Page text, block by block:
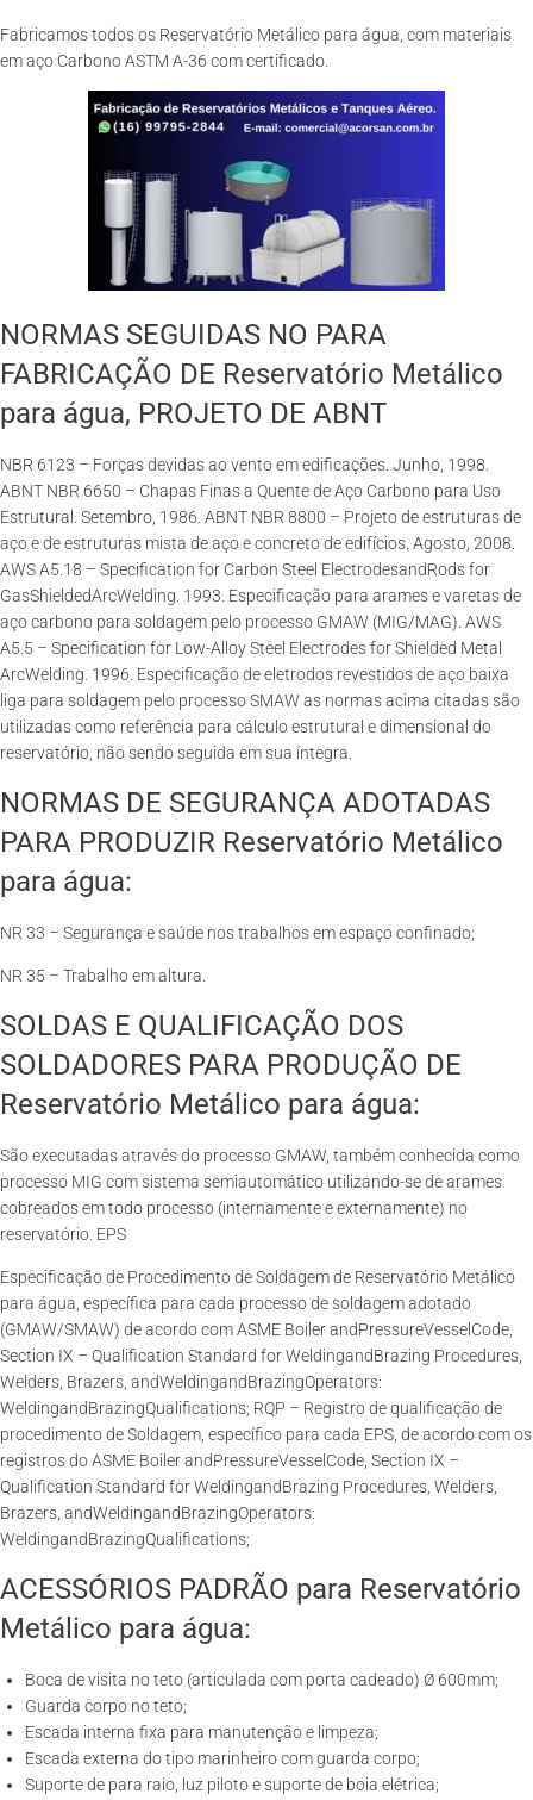
Fabricamos todos os Reservatório Metálico para água, com materiais
em aço Carbono ASTM A-36 com certificado.
NORMAS SEGUIDAS NO PARA
FABRICAÇÃO DE Reservatório Metálico
para água, PROJETO DE ABNT
NBR 6123 – Forças devidas ao vento em edificações. Junho, 1998.
ABNT NBR 6650 – Chapas Finas a Quente de Aço Carbono para Uso
Estrutural. Setembro, 1986. ABNT NBR 8800 – Projeto de estruturas de
aço e de estruturas mista de aço e concreto de edifícios. Agosto, 2008.
AWS A5.18 – Specification for Carbon Steel ElectrodesandRods for
GasShieldedArcWelding. 1993. Especificação para arames e varetas de
aço carbono para soldagem pelo processo GMAW (MIG/MAG). AWS
A5.5 – Specification for Low-Alloy Steel Electrodes for Shielded Metal
ArcWelding. 1996. Especificação de eletrodos revestidos de aço baixa
liga para soldagem pelo processo SMAW as normas acima citadas são
utilizadas como referência para cálculo estrutural e dimensional do
reservatório, não sendo seguida em sua íntegra.
NORMAS DE SEGURANÇA ADOTADAS
PARA PRODUZIR Reservatório Metálico
para água:
NR 33 – Segurança e saúde nos trabalhos em espaço confinado;
NR 35 – Trabalho em altura.
SOLDAS E QUALIFICAÇÃO DOS
SOLDADORES PARA PRODUÇÃO DE
Reservatório Metálico para água:
São executadas através do processo GMAW, também conhecida como
processo MIG com sistema semiautomático utilizando-se de arames
cobreados em todo processo (internamente e externamente) no
reservatório. EPS
Especificação de Procedimento de Soldagem de Reservatório Metálico
para água, específica para cada processo de soldagem adotado
(GMAW/SMAW) de acordo com ASME Boiler andPressureVesselCode,
Section IX – Qualification Standard for WeldingandBrazing Procedures,
Welders, Brazers, andWeldingandBrazingOperators:
WeldingandBrazingQualifications; RQP – Registro de qualificação de
procedimento de Soldagem, específico para cada EPS, de acordo com os
registros do ASME Boiler andPressureVesselCode, Section IX –
Qualification Standard for WeldingandBrazing Procedures, Welders,
Brazers, andWeldingandBrazingOperators:
WeldingandBrazingQualifications;
ACESSÓRIOS PADRÃO para Reservatório
Metálico para água:
Boca de visita no teto (articulada com porta cadeado) Ø 600mm;
Guarda corpo no teto;
Escada interna fixa para manutenção e limpeza;
Escada externa do tipo marinheiro com guarda corpo;
Suporte de para raio, luz piloto e suporte de boia elétrica;